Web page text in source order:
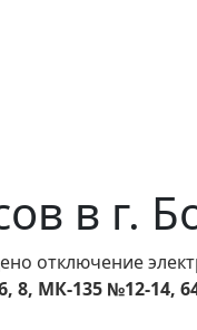
в г.
отключение
8, МК-135 №12-14,